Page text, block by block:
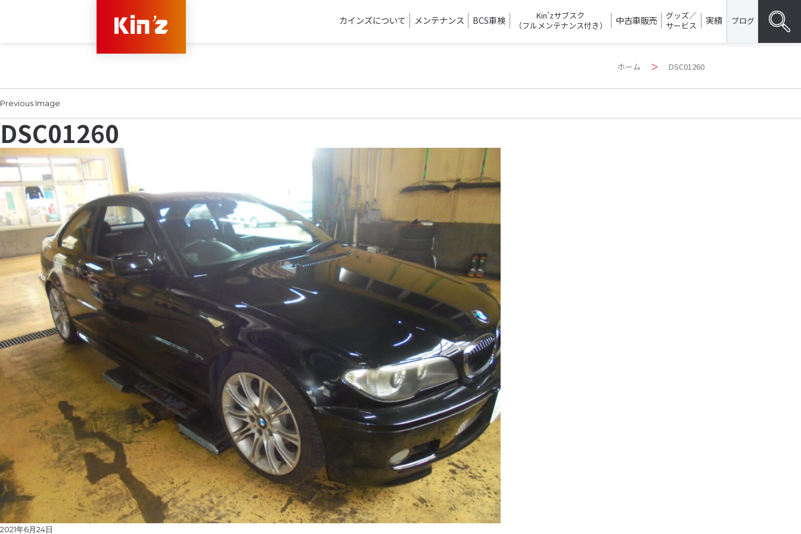
カインズについて メンテナンス BCS車検
Kin’zサブスク
（フルメンテナンス付き）
中古車販売
グッズ／
サービス
実績 ブログ
ホーム ＞ DSC01260
Previous Image
DSC01260
Posted
2021年6月24日